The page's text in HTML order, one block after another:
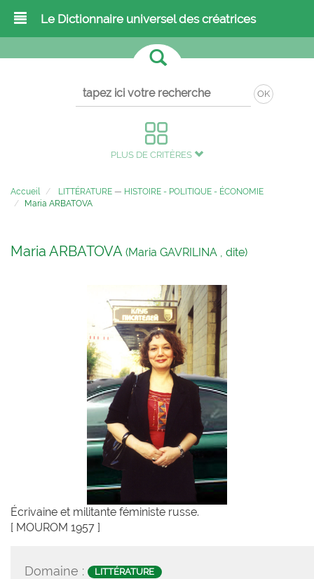
Le Dictionnaire universel des créatrices
OK
PLUS DE CRITÈRES
Accueil LITTÉRATURE — HISTOIRE - POLITIQUE - ÉCONOMIE
Maria ARBATOVA
Maria ARBATOVA (Maria GAVRILINA , dite)
Écrivaine et militante féministe russe.
[ MOUROM 1957 ]
Domaine :
LITTÉRATURE